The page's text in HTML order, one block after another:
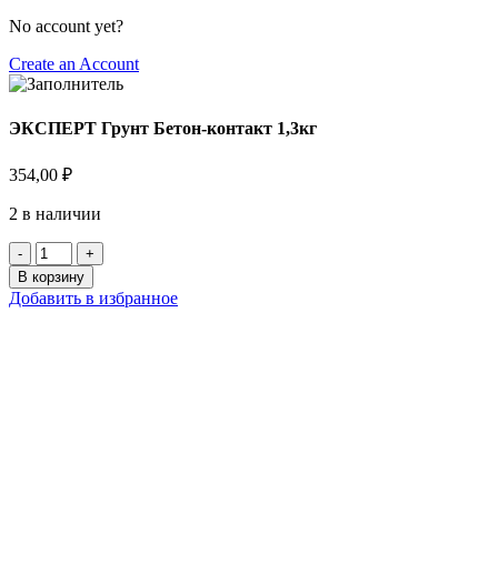
No account yet?
Create an Account
ЭКСПЕРТ Грунт Бетон-контакт 1,3кг
354,00 ₽
2 в наличии
В корзину
Добавить в избранное